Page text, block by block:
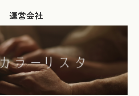
運営会社